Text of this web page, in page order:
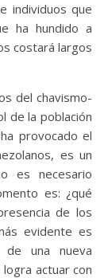
individuos que
ha hundido a
costará largos
del chavismo-
de la población
provocado el
es un
es necesario
es: ¿qué
de los
evidente es
una nueva
actuar con